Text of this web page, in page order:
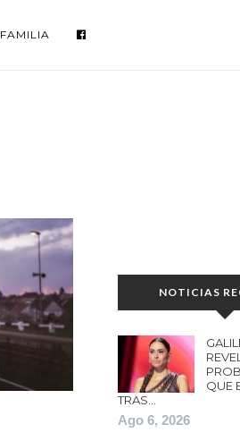
FAMILIA
NOTICIAS
QUE
TRAS…
Ago 6, 2026